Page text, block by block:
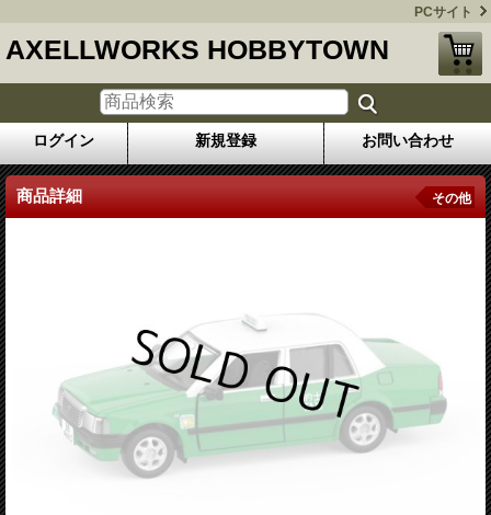
PCサイト
AXELLWORKS HOBBYTOWN
ログイン 新規登録 お問い合わせ
商品詳細 その他